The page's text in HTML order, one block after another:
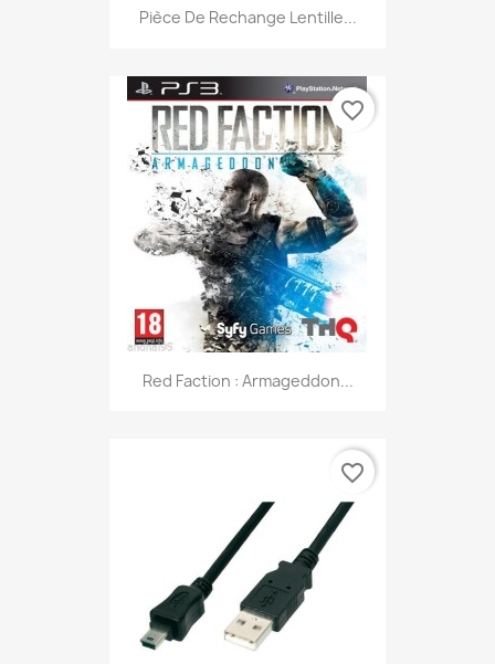
Pièce De Rechange Lentille...
Red Faction : Armageddon...
favorite_border
favorite_border